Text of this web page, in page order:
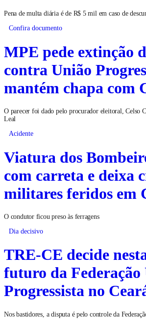
Pena de multa diária é de R$ 5 mil em caso de
Confira documento
MPE pede extinção
contra União
mantém chapa com
O parecer foi dado pelo procurador eleitoral, Celso
Leal
Acidente
Viatura dos
com carreta e deixa
militares feridos em
O condutor ficou preso às ferragens
Dia decisivo
TRE-CE decide
futuro da Federação
Progressista no
Nos bastidores, a disputa é pelo controle da